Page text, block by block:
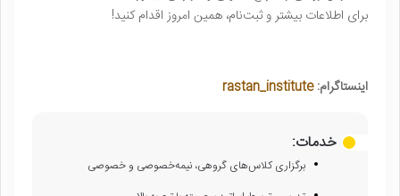
برای اطلاعات بیشتر و ثبت‌نام، همین امروز اقدام کنید!
اینستاگرام:rastan_institute
خدمات:
برگزاری کلاس‌های گروهی، نیمه‌خصوصی و خصوصی